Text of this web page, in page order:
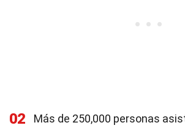
02
Más de 250,000 personas